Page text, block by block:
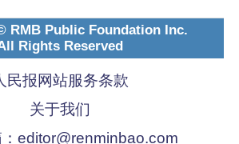
RMB Public Foundation Inc.
Rights Reserved
民报网站服务条款
关于我们
editor@renminbao.com